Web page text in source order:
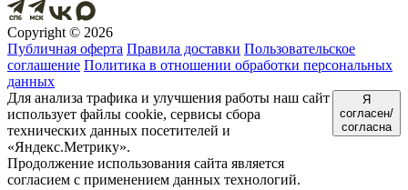
Copyright © 2026
Публичная оферта Правила доставки Пользовательское
соглашение Политика в отношении обработки персональных
данных
Для анализа трафика и улучшения работы наш сайт
использует файлы cookie, сервисы сбора
технических данных посетителей и
«Яндекс.Метрику».
Продолжение использования сайта является
согласием с применением данных технологий.
Я
согласен/
согласна